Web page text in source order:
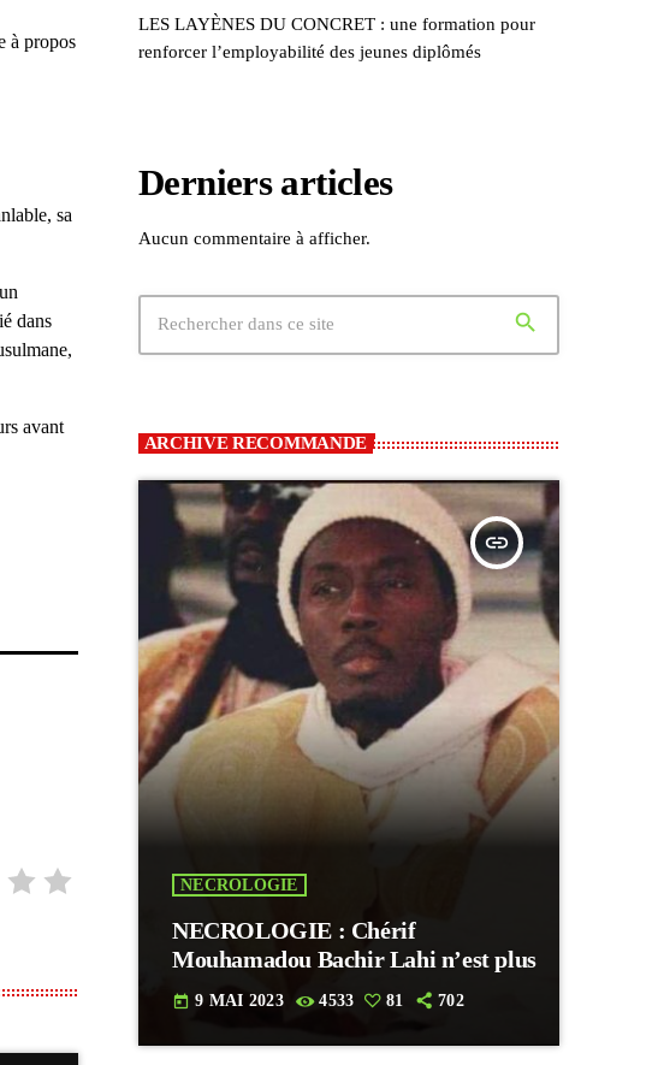
à propos
sa
dans
avant
LES LAYÈNES DU CONCRET : une formation pour
renforcer l’employabilité des jeunes diplômés
Derniers articles
Aucun commentaire à afficher.
search
ARCHIVE RECOMMANDE
insert_link
NECROLOGIE
NECROLOGIE : Chérif
Mouhamadou Bachir Lahi n’est plus
today 9 MAI 2023 4533 81 702